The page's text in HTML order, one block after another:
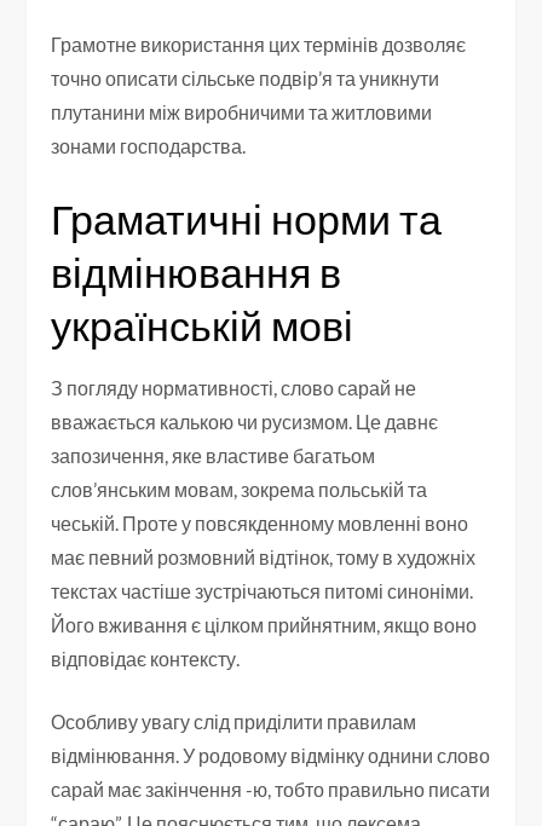
Грамотне використання цих термінів дозволяє
точно описати сільське подвір’я та уникнути
плутанини між виробничими та житловими
зонами господарства.
Граматичні норми та
відмінювання в
українській мові
З погляду нормативності, слово сарай не
вважається калькою чи русизмом. Це давнє
запозичення, яке властиве багатьом
слов’янським мовам, зокрема польській та
чеській. Проте у повсякденному мовленні воно
має певний розмовний відтінок, тому в художніх
текстах частіше зустрічаються питомі синоніми.
Його вживання є цілком прийнятним, якщо воно
відповідає контексту.
Особливу увагу слід приділити правилам
відмінювання. У родовому відмінку однини слово
сарай має закінчення -ю, тобто правильно писати